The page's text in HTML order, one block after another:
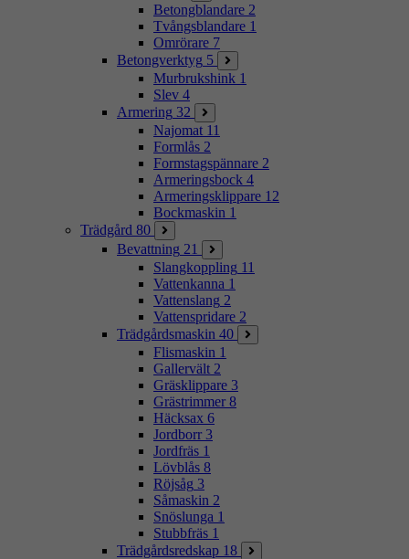
Betongblandare 2
Tvångsblandare 1
Omrörare 7
Betongverktyg 5
Murbrukshink 1
Slev 4
Armering 32
Najomat 11
Formlås 2
Formstagspännare 2
Armeringsbock 4
Armeringsklippare 12
Bockmaskin 1
Trädgård 80
Bevattning 21
Slangkoppling 11
Vattenkanna 1
Vattenslang 2
Vattenspridare 2
Trädgårdsmaskin 40
Flismaskin 1
Gallervält 2
Gräsklippare 3
Grästrimmer 8
Häcksax 6
Jordborr 3
Jordfräs 1
Lövblås 8
Röjsåg 3
Såmaskin 2
Snöslunga 1
Stubbfräs 1
Trädgårdsredskap 18